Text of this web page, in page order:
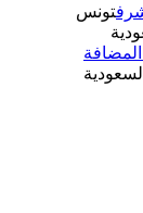
تونس